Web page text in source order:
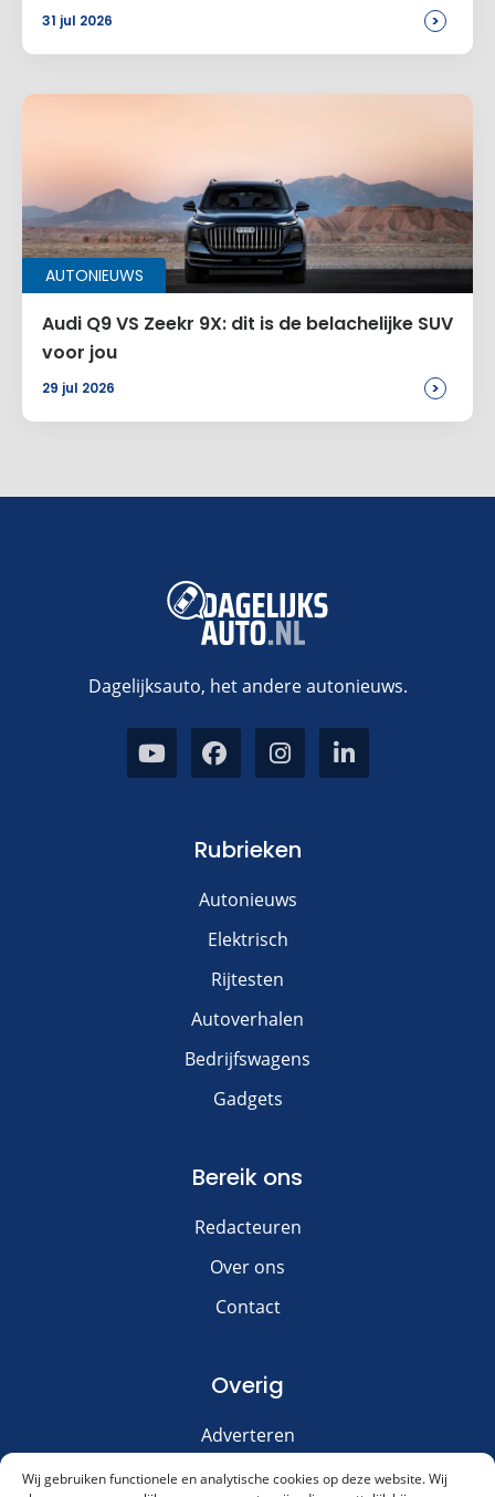
Wij gebruiken functionele en analytische cookies op deze website. Wij
31 jul 2026 >
AUTONIEUWS
Audi Q9 VS Zeekr 9X: dit is de belachelijke SUV
voor jou
29 jul 2026 >
Dagelijksauto, het andere autonieuws.
Rubrieken
Autonieuws
Elektrisch
Rijtesten
Autoverhalen
Bedrijfswagens
Gadgets
Bereik ons
Redacteuren
Over ons
Contact
Overig
Adverteren
Disclaimer